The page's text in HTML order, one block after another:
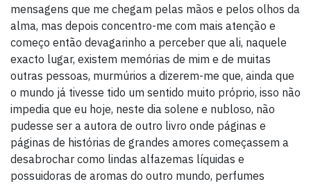
mensagens que me chegam pelas mãos e pelos olhos da
alma, mas depois concentro-me com mais atenção e
começo então devagarinho a perceber que ali, naquele
exacto lugar, existem memórias de mim e de muitas
outras pessoas, murmúrios a dizerem-me que, ainda que
o mundo já tivesse tido um sentido muito próprio, isso não
impedia que eu hoje, neste dia solene e nubloso, não
pudesse ser a autora de outro livro onde páginas e
páginas de histórias de grandes amores começassem a
desabrochar como lindas alfazemas líquidas e
possuidoras de aromas do outro mundo, perfumes